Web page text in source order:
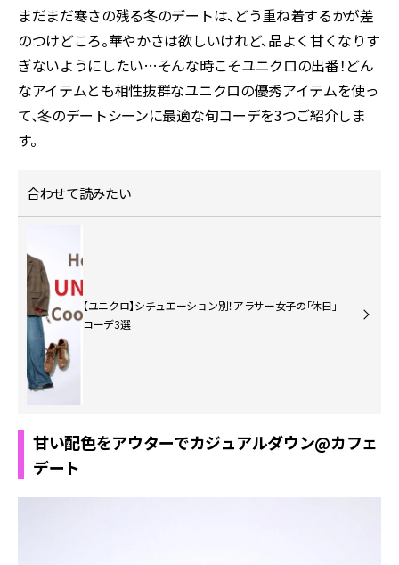
まだまだ寒さの残る冬のデートは、どう重ね着するかが差
のつけどころ。華やかさは欲しいけれど、品よく甘くなりす
ぎないようにしたい…そんな時こそユニクロの出番！どん
なアイテムとも相性抜群なユニクロの優秀アイテムを使っ
て、冬のデートシーンに最適な旬コーデを3つご紹介しま
す。
合わせて読みたい
【ユニクロ】シチュエーション別！アラサー女子の「休日」
コーデ3選
甘い配色をアウターでカジュアルダウン@カフェ
デート